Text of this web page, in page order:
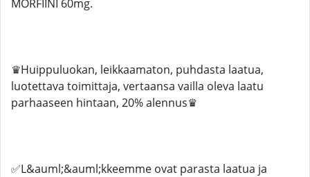
MORFIINI 60mg.
♛Huippuluokan, leikkaamaton, puhdasta laatua,
luotettava toimittaja, vertaansa vailla oleva laatu
parhaaseen hintaan, 20% alennus♛
✅L&auml;&auml;kkeemme ovat parasta laatua ja